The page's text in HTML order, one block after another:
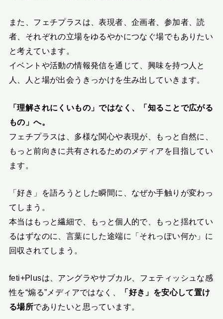
また、フェチプラスは、表現者、企画者、参加者、読
者、それぞれの立場をゆるやかにつなぐ場でもありたい
と考えています。
イベントや活動の情報発信を通じて、興味を持つ人と
人、人と場が出会うきっかけを生み出していきます。
「理解されにくいもの」ではなく、「知ることで広がる
もの」へ。
フェチプラスは、多様な関心や表現が、もっと自然に、
もっと前向きに共有されるためのメディアを目指してい
ます。
「好き」を語ろうとした瞬間に、なぜか手触りが変わっ
てしまう。
本当はもっと繊細で、もっと個人的で、もっと揺れてい
るはずなのに、言葉にした途端に「それっぽい何か」に
回収されてしまう。
feti+Plusは、アングラやサブカル、フェティッシュな感
性を“煽る”メディアではなく、
「好き」を安心して置け
る場所でありたいと思っています。